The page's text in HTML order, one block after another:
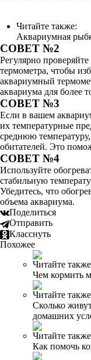
Читайте также:
Аквариумная
СОВЕТ №2
Регулярно
термометра, чтобы
аквариумный
аквариума для более
СОВЕТ №3
Если в вашем
их температурные
среднюю
обитателей. Это
СОВЕТ №4
Используйте
стабильную
Убедитесь, что
объема аквариума.
Поделиться
Отправить
Класснуть
Похожее
Читайте
Чем кормить
Читайте
Сколько
домашних
Читайте
Как помочь